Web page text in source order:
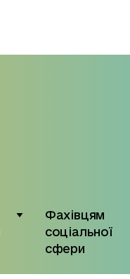
Фахівцям
соціальної
сфери